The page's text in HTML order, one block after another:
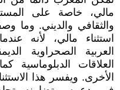
مالي، خاصة على
والثقافي والديني. وما
استثناء مالي، لأنه
العربية الصحراوية
العلاقات الدبلوماسية
الأخرى. ويفسر هذا